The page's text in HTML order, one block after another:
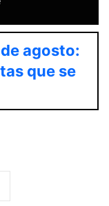
de agosto:
que se